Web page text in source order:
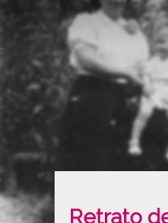
Retrato